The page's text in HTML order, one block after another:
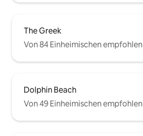
The Greek
Von 84 Einheimischen empfohlen
Dolphin Beach
Von 49 Einheimischen empfohlen